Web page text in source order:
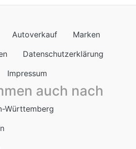
auch nach
Württemberg